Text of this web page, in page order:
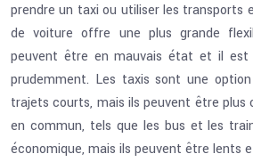
prendre un taxi ou utiliser les transports
de voiture offre une plus grande
peuvent être en mauvais état et il est
prudemment. Les taxis sont une
trajets courts, mais ils peuvent être plus
en commun, tels que les bus et les
économique, mais ils peuvent être lents